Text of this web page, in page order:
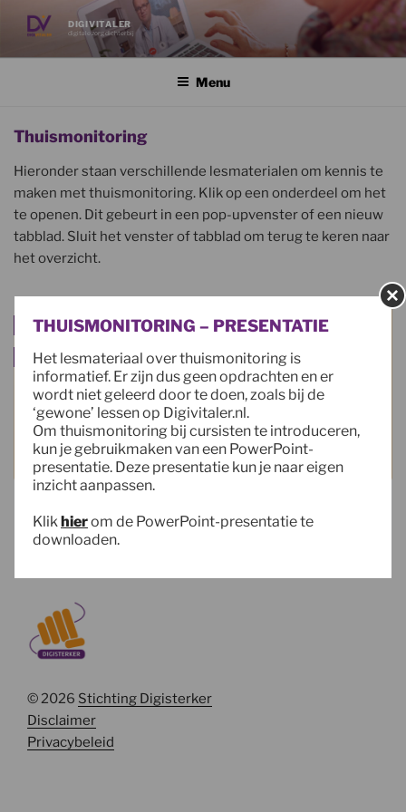
de
DIGIVITALER
digitale zorg dichterbij
Menu
Thuismonitoring
Hieronder staan verschillende lesmaterialen om kennis te
maken met thuismonitoring. Klik op een onderdeel om het
te openen. Dit gebeurt in een pop-upvenster of een nieuw
tabblad. Sluit het venster of tabblad om terug te keren naar
het overzicht.
Video –
Thuismonitoring
Boekje
© 2026 Stichting Digisterker
Disclaimer
Privacybeleid
THUISMONITORING – PRESENTATIE
Het lesmateriaal over thuismonitoring is
informatief. Er zijn dus geen opdrachten en er
wordt niet geleerd door te doen, zoals bij de
‘gewone’ lessen op Digivitaler.nl.
Om thuismonitoring bij cursisten te introduceren,
kun je gebruikmaken van een PowerPoint-
presentatie. Deze presentatie kun je naar eigen
inzicht aanpassen.
Klik hierom de PowerPoint-presentatie te
downloaden.